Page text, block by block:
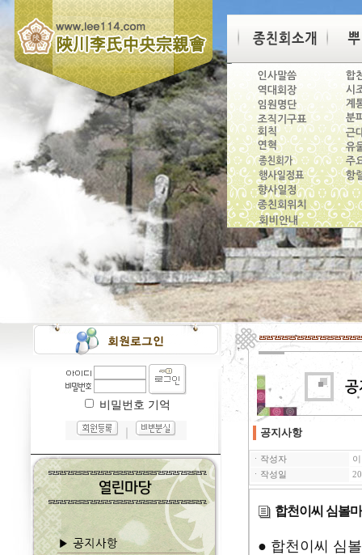
비밀번호 기억
공지사항
ㆍ작성자
ㆍ작성일
합천이씨 심볼
● 합천이씨 심